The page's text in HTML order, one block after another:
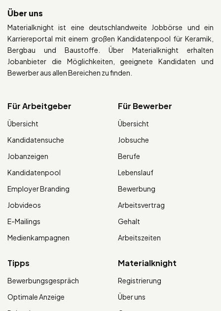
Über uns
Materialknight ist eine deutschlandweite Jobbörse und ein
Karriereportal mit einem großen Kandidatenpool für Keramik,
Bergbau und Baustoffe. Über Materialknight erhalten
Jobanbieter die Möglichkeiten, geeignete Kandidaten und
Bewerber aus allen Bereichen zu finden.
Für Arbeitgeber
Übersicht
Kandidatensuche
Jobanzeigen
Kandidatenpool
Employer Branding
Jobvideos
E-Mailings
Medienkampagnen
Für Bewerber
Übersicht
Jobsuche
Berufe
Lebenslauf
Bewerbung
Arbeitsvertrag
Gehalt
Arbeitszeiten
Tipps
Bewerbungsgespräch
Optimale Anzeige
Materialknight
Registrierung
Über uns